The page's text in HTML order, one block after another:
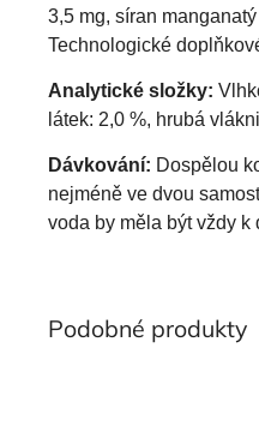
3,5 mg, síran
Technologické
Analytické složky:
látek: 2,0 %, hrubá
Dávkování: Dospělou
nejméně ve dvou
voda by měla být vždy k